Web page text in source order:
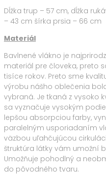
Dĺžka trup – 57 cm, dĺžka
– 43 cm šírka prsia – 66 cm
Materiál
Bavlnené vlákno je
materiál pre človeka, preto
tisíce rokov. Preto sme
výrobu nášho oblečenia
vybraná. Je tkaná z vysoko
sa vyznačuje vysokým
lepšou absorpciou farby,
paralelným usporiadaním
väzbou uľahčujúcou
štruktúra látky vám umožní
Umožňuje pohodlný a
do pôvodného tvaru.